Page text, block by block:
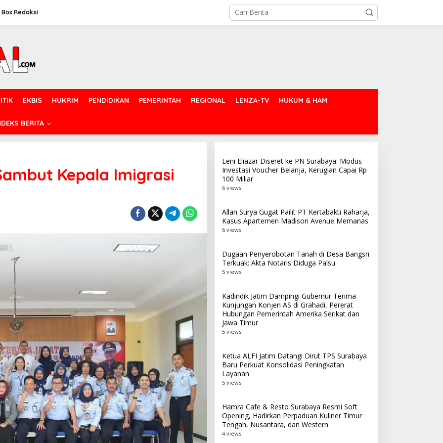
Box Redaksi
EKBIS HUKRIM PENDIDIKAN PEMERINTAH REGIONAL LENZA-TV HUKUM & HAM
BERITA
Kepala Imigrasi
Leni Eliazar Diseret ke PN Surabaya: Modus
Investasi Voucher Belanja, Kerugian Capai Rp
100 Miliar
6 views
Allan Surya Gugat Pailit PT Kertabakti Raharja,
Kasus Apartemen Madison Avenue Memanas
6 views
Dugaan Penyerobotan Tanah di Desa Bangsri
Terkuak: Akta Notaris Diduga Palsu
5 views
Kadindik Jatim Dampingi Gubernur Terima
Kunjungan Konjen AS di Grahadi, Pererat
Hubungan Pemerintah Amerika Serikat dan
Jawa Timur
5 views
Ketua ALFI Jatim Datangi Dirut TPS Surabaya
Baru Perkuat Konsolidasi Peningkatan
Layanan
5 views
Hamra Cafe & Resto Surabaya Resmi Soft
Opening, Hadirkan Perpaduan Kuliner Timur
Tengah, Nusantara, dan Western
4 views